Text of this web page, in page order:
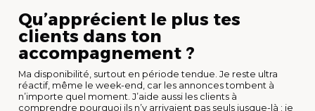
Qu’apprécient le plus tes
clients dans ton
accompagnement ?
Ma disponibilité, surtout en période tendue. Je reste ultra
réactif, même le week-end, car les annonces tombent à
n’importe quel moment. J’aide aussi les clients à
comprendre pourquoi ils n’y arrivaient pas seuls jusque-là : je